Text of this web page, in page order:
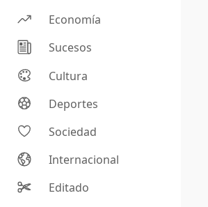
Economía
Sucesos
Cultura
Deportes
Sociedad
Internacional
Editado